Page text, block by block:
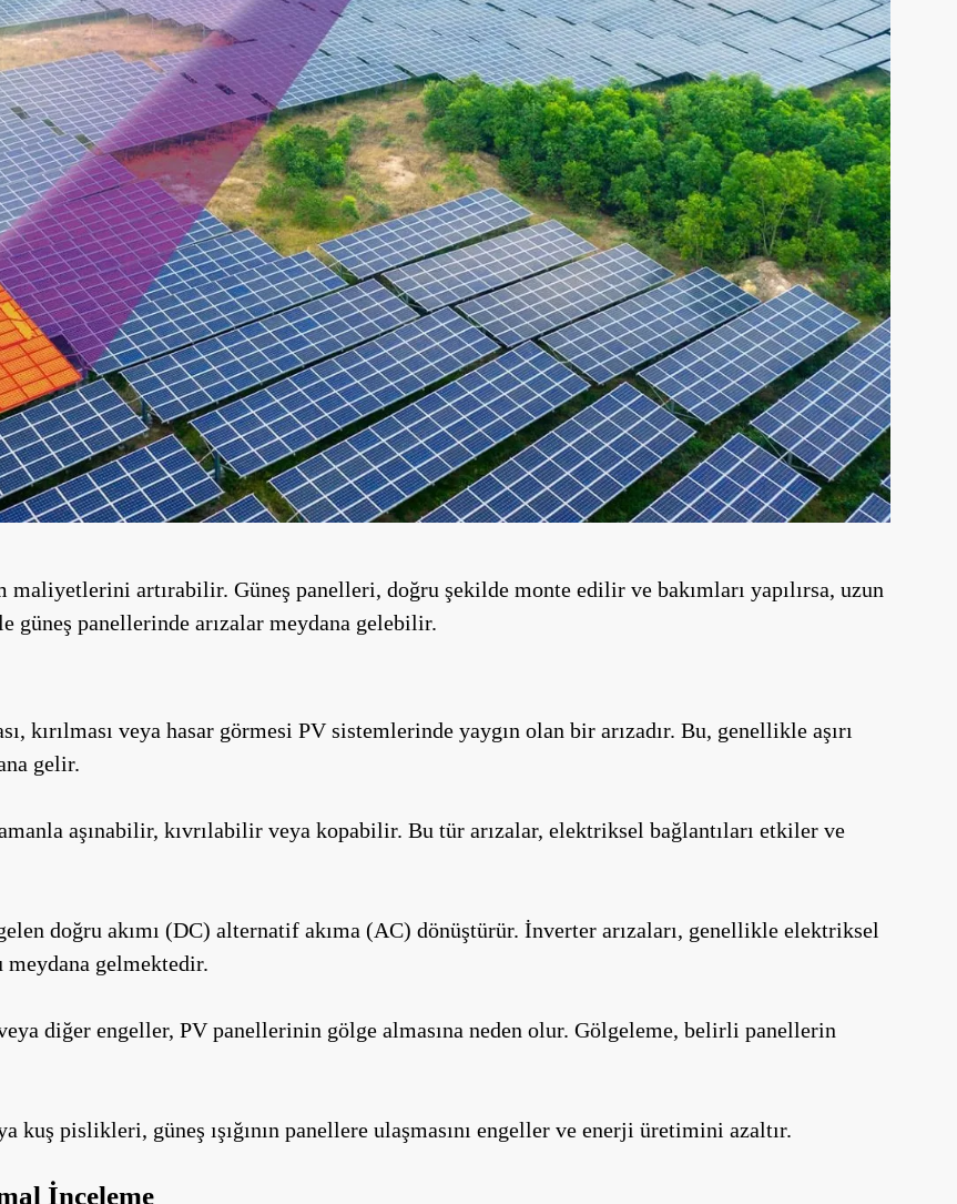
artırabilir. Güneş panelleri, doğru şekilde monte edilir ve bakımları yapılırsa, uzun
güneş panellerinde arızalar meydana gelebilir.
kırılması veya hasar görmesi PV sistemlerinde yaygın olan bir arızadır. Bu, genellikle aşırı
gelir.
aşınabilir, kıvrılabilir veya kopabilir. Bu tür arızalar, elektriksel bağlantıları etkiler ve
doğru akımı (DC) alternatif akıma (AC) dönüştürür. İnverter arızaları, genellikle elektriksel
meydana gelmektedir.
diğer engeller, PV panellerinin gölge almasına neden olur. Gölgeleme, belirli panellerin
pislikleri, güneş ışığının panellere ulaşmasını engeller ve enerji üretimini azaltır.
İnceleme